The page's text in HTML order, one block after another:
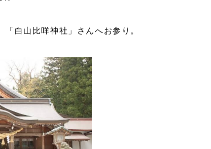
白山比咩神社」さんへお参り。